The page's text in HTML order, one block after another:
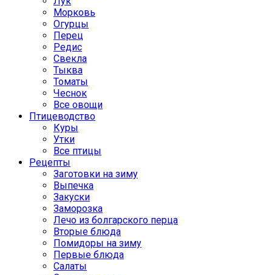
Морковь
Огурцы
Перец
Редис
Свекла
Тыква
Томаты
Чеснок
Все овощи
Птицеводство
Куры
Утки
Все птицы
Рецепты
Заготовки на зиму
Выпечка
Закуски
Заморозка
Лечо из болгарского перца
Вторые блюда
Помидоры на зиму
Первые блюда
Салаты